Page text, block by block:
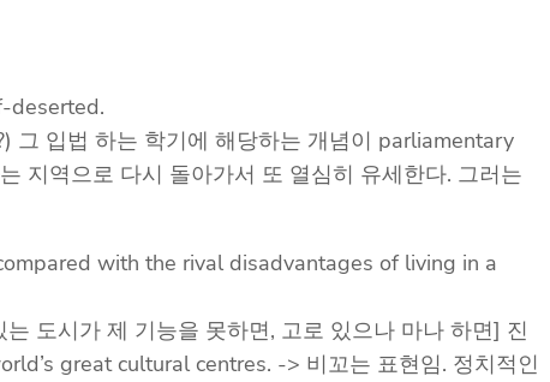
deserted.
그 입법 하는 학기에 해당하는 개념이 parliamentary
지역으로 다시 돌아가서 또 열심히 유세한다. 그러는
with the rival disadvantages of living in a
도시가 제 기능을 못하면, 고로 있으나 마나 하면] 진
great cultural centres. -> 비꼬는 표현임. 정치적인